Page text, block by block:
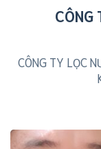
CÔNG
CÔNG TY LỌC